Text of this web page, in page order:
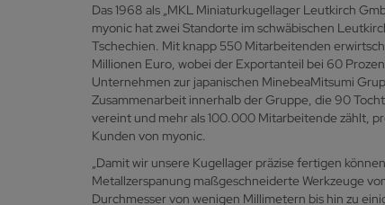
Das 1968 als „MKL Miniaturkugellager Leutkirch
myonic hat zwei Standorte im schwäbischen
Tschechien. Mit knapp 550 Mitarbeitenden
Millionen Euro, wobei der Exportanteil bei 60
Unternehmen zur japanischen MinebeaMitsumi
Zusammenarbeit innerhalb der Gruppe, die 90
vereint und mehr als 100.000 Mitarbeitende zählt,
Kunden von myonic.
„Damit wir unsere Kugellager präzise fertigen
Metallzerspanung maßgeschneiderte Werkzeuge
Durchmesser von wenigen Millimetern bis hin zu